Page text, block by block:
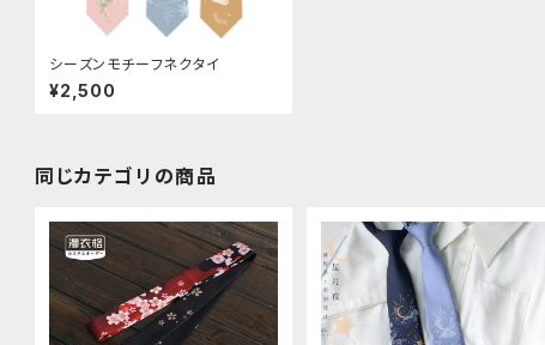
シーズンモチーフネクタイ
¥2,500
同じカテゴリの商品